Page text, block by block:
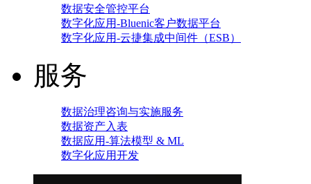
数据安全管控平台
数字化应用-Bluenic客户数据平台
数字化应用-云捷集成中间件（ESB）
服务
数据治理咨询与实施服务
数据资产入表
数据应用-算法模型 & ML
数字化应用开发